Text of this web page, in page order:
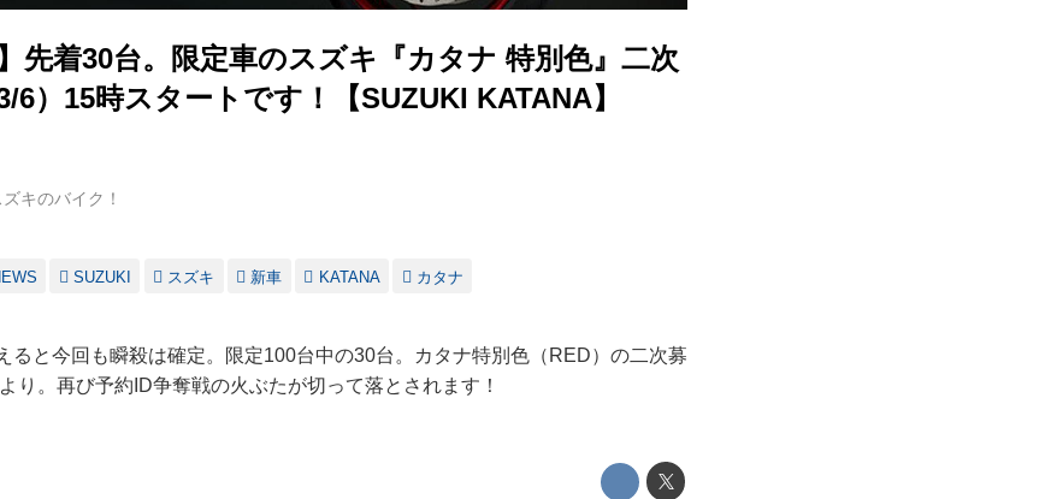
先着30台。限定車のスズキ『カタナ 特別色』二次
6）15時スタートです！【SUZUKI KATANA】
キのバイク！
SUZUKI スズキ 新車 KATANA カタナ
ると今回も瞬殺は確定。限定100台中の30台。カタナ特別色（RED）の二次募
り。再び予約ID争奪戦の火ぶたが切って落とされます！